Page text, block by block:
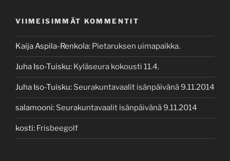
VIIMEISIMMÄT KOMMENTIT
Kaija Aspila-Renkola: Pietaruksen uimapaikka.
Juha Iso-Tuisku: Kyläseura kokousti 11.4.
Juha Iso-Tuisku: Seurakuntavaalit isänpäivänä 9.11.2014
salamooni: Seurakuntavaalit isänpäivänä 9.11.2014
kosti: Frisbeegolf